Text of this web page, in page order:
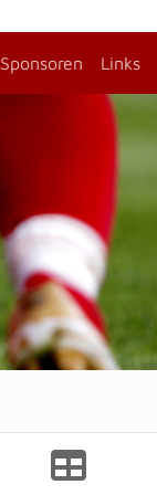
Sponsoren Links